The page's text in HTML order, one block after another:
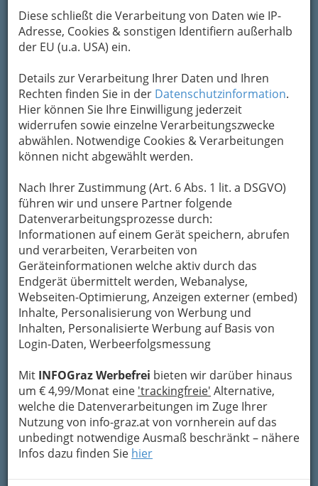
Diese schließt die Verarbeitung von Daten wie IP-
Adresse, Cookies & sonstigen Identifiern außerhalb
der EU (u.a. USA) ein.
Details zur Verarbeitung Ihrer Daten und Ihren
Rechten finden Sie in der Datenschutzinformation.
Hier können Sie Ihre Einwilligung jederzeit
widerrufen sowie einzelne Verarbeitungszwecke
abwählen. Notwendige Cookies & Verarbeitungen
können nicht abgewählt werden.
Nach Ihrer Zustimmung (Art. 6 Abs. 1 lit. a DSGVO)
führen wir und unsere Partner folgende
Datenverarbeitungsprozesse durch:
Informationen auf einem Gerät speichern, abrufen
und verarbeiten, Verarbeiten von
Geräteinformationen welche aktiv durch das
Endgerät übermittelt werden, Webanalyse,
Webseiten-Optimierung, Anzeigen externer (embed)
Inhalte, Personalisierung von Werbung und
Inhalten, Personalisierte Werbung auf Basis von
Login-Daten, Werbeerfolgsmessung
Mit INFOGraz Werbefrei bieten wir darüber hinaus
um € 4,99/Monat eine 'trackingfreie' Alternative,
welche die Datenverarbeitungen im Zuge Ihrer
Nutzung von info-graz.at von vornherein auf das
unbedingt notwendige Ausmaß beschränkt – nähere
Infos dazu finden Sie hier
Karte anzeigen
Um die Info-Graz Firmenvor Spam-Mails zu
bewahren, verwenden wir an dieser Stelle zur
Übermittlung Ihrer Nachricht ein sicheres
Formular. Ihre Nachricht wird nach dem
Absenden umgehend per Mail an das
Unternehmen Jasmin Hirschmann Jassis - Plissee
& Mode weitergeleitet.
Mein Name
Meine Email Adresse
Mein Betreff
Meine Nachricht